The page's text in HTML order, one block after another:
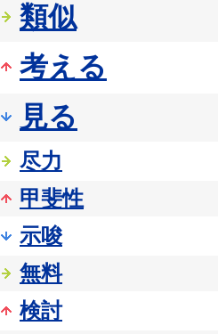
類似
考える
見る
尽力
甲斐性
示唆
無料
検討